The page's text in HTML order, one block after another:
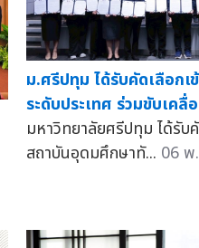
ม.ศรีปทุม ได้รับคัดเลือกเ
ระดับประเทศ ร่วมขับเค
มหาวิทยาลัยศรีปทุม ได้รับ
สถาบันอุดมศึกษาทั... 06 พ